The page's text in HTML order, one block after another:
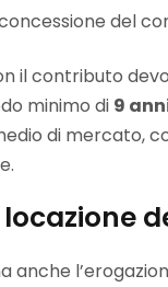
del
il contributo
minimo di 9
di mercato,
anche